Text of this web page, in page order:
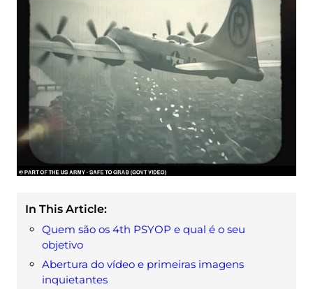
In This Article:
Quem são os 4th PSYOP e qual é o seu
objetivo
Abertura do vídeo e primeiras imagens
inquietantes